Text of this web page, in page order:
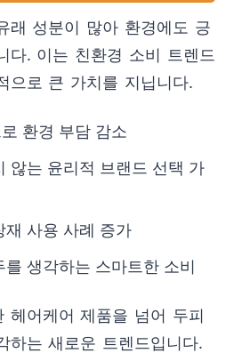
래 성분이 많아 환경에도 긍
다. 이는 친환경 소비 트렌드
으로 큰 가치를 지닙니다.
환경 부담 감소
않는 윤리적 브랜드 선택 가
재 사용 사례 증가
생각하는 스마트한 소비
헤어케어 제품을 넘어 두피
하는 새로운 트렌드입니다.